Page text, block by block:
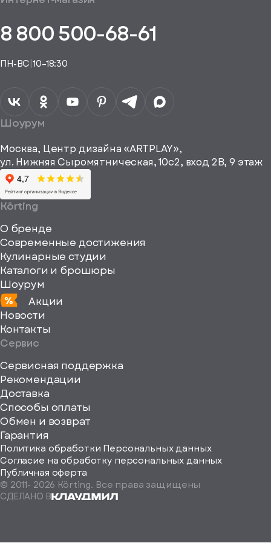
Получить
в
подборе
согласие на
данных
Я согласен
рекламные и
информационные
материалы
Понятно,
Телефон*
8 800 500-68-61
ПН-ВС |10–18:30
viewBox="0
0
Шоурум
Москва, Центр дизайна «ARTPLAY»,
ул. Нижняя Сыромятническая, 10с2, вход 2B, 9 этаж
Körting
О бренде
Современные достижения
Кулинарные студии
Каталоги и брошюры
Шоурум
Акции
Новости
Контакты
Сервис
Сервисная поддержка
Рекомендации
Доставка
Способы оплаты
Обмен и возврат
Гарантия
Политика обработки Персональных данных
Согласие на обработку персональных данных
Публичная оферта
© 2011- 2026 Körting. Все права защищены
СДЕЛАНО В
Определить